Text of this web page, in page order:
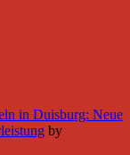
in Duisburg: Neue
by